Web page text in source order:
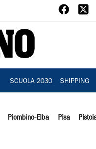
SCUOLA 2030 SHIPPING
Piombino-Elba Pisa